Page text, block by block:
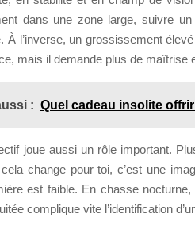
dans une zone large, suivre
À l’inverse, un grossissement
mais il demande plus de maîtrise
: Quel cadeau insolite
joue aussi un rôle important.
change pour toi, c’est une
est faible. En chasse
complique vite l’identification